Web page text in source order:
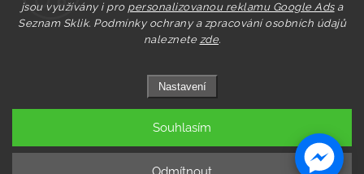
jsou využívány i pro personalizovanou reklamu Google Adsa
Seznam Sklik. Podmínky ochrany a zpracování osobních údajů
naleznete zde.
Nastavení
Souhlasím
Copyright 2026Pastry.cz. Všechna práva vyhrazena.